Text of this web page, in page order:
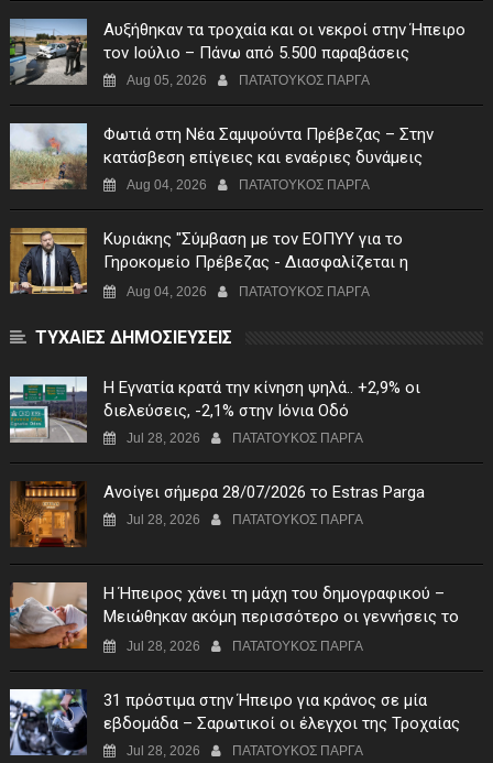
Αυξήθηκαν τα τροχαία και οι νεκροί στην Ήπειρο
τον Ιούλιο – Πάνω από 5.500 παραβάσεις
Aug 05, 2026 ΠΑΤΑΤΟΥΚΟΣ ΠΑΡΓΑ
Φωτιά στη Νέα Σαμψούντα Πρέβεζας – Στην
κατάσβεση επίγειες και εναέριες δυνάμεις
Aug 04, 2026 ΠΑΤΑΤΟΥΚΟΣ ΠΑΡΓΑ
Κυριάκης "Σύμβαση με τον ΕΟΠΥΥ για το
Γηροκομείο Πρέβεζας - Διασφαλίζεται η
χρηματοδότηση της λειτουργίας του"
Aug 04, 2026 ΠΑΤΑΤΟΥΚΟΣ ΠΑΡΓΑ
ΤΥΧΑΙΕΣ ΔΗΜΟΣΙΕΥΣΕΙΣ
Η Εγνατία κρατά την κίνηση ψηλά.. +2,9% οι
διελεύσεις, -2,1% στην Ιόνια Οδό
Jul 28, 2026 ΠΑΤΑΤΟΥΚΟΣ ΠΑΡΓΑ
Ανοίγει σήμερα 28/07/2026 το Estras Parga
Jul 28, 2026 ΠΑΤΑΤΟΥΚΟΣ ΠΑΡΓΑ
Η Ήπειρος χάνει τη μάχη του δημογραφικού –
Μειώθηκαν ακόμη περισσότερο οι γεννήσεις το
πρώτο τρίμηνο του 2026
Jul 28, 2026 ΠΑΤΑΤΟΥΚΟΣ ΠΑΡΓΑ
31 πρόστιμα στην Ήπειρο για κράνος σε μία
εβδομάδα – Σαρωτικοί οι έλεγχοι της Τροχαίας
Jul 28, 2026 ΠΑΤΑΤΟΥΚΟΣ ΠΑΡΓΑ